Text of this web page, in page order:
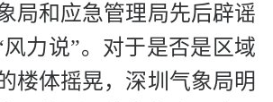
局和应急管理局先后辟谣
风力说”。对于是否是区域
楼体摇晃，深圳气象局明